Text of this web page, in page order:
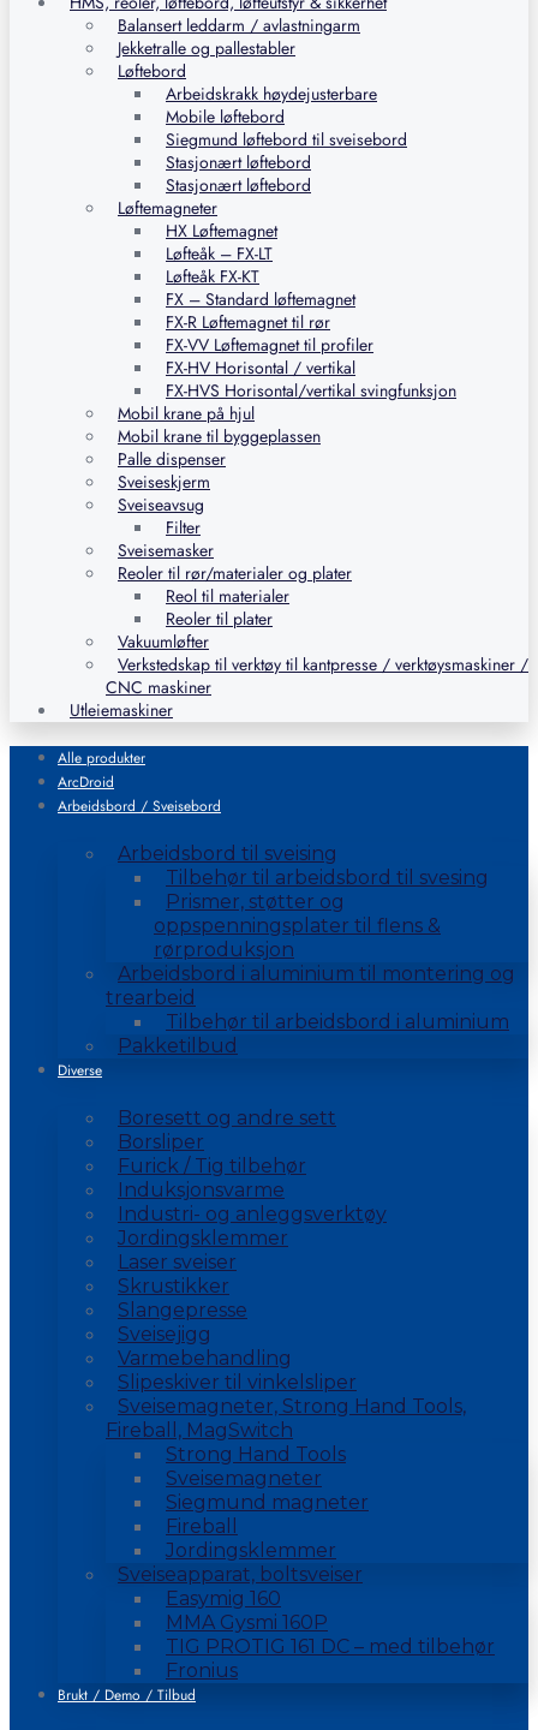
Balansert leddarm / avlastningarm
Jekketralle og pallestabler
Løftebord
Arbeidskrakk høydejusterbare
Mobile løftebord
Siegmund løftebord til sveisebord
Stasjonært løftebord
Stasjonært løftebord
Løftemagneter
HX Løftemagnet
Løfteåk – FX-LT
Løfteåk FX-KT
FX – Standard løftemagnet
FX-R Løftemagnet til rør
FX-VV Løftemagnet til profiler
FX-HV Horisontal / vertikal
FX-HVS Horisontal/vertikal svingfunksjon
Mobil krane på hjul
Mobil krane til byggeplassen
Palle dispenser
Sveiseskjerm
Sveiseavsug
Filter
Sveisemasker
Reoler til rør/materialer og plater
Reol til materialer
Reoler til plater
Vakuumløfter
Verkstedskap til verktøy til kantpresse / verktøysmaskiner /
CNC maskiner
Utleiemaskiner
Alle produkter
ArcDroid
Arbeidsbord / Sveisebord
Arbeidsbord til sveising
Tilbehør til arbeidsbord til svesing
Prismer, støtter og
oppspenningsplater til flens &
rørproduksjon
Arbeidsbord i aluminium til montering og
trearbeid
Tilbehør til arbeidsbord i aluminium
Pakketilbud
Diverse
Boresett og andre sett
Borsliper
Furick / Tig tilbehør
Induksjonsvarme
Industri- og anleggsverktøy
Jordingsklemmer
Laser sveiser
Skrustikker
Slangepresse
Sveisejigg
Varmebehandling
Slipeskiver til vinkelsliper
Sveisemagneter, Strong Hand Tools,
Fireball, MagSwitch
Strong Hand Tools
Sveisemagneter
Siegmund magneter
Fireball
Jordingsklemmer
Sveiseapparat, boltsveiser
Easymig 160
MMA Gysmi 160P
TIG PROTIG 161 DC – med tilbehør
Fronius
Brukt / Demo / Tilbud